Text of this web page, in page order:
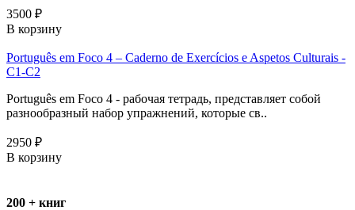
3500 ₽
В корзину
Português em Foco 4 – Caderno de Exercícios e Aspetos Culturais -
C1-C2
Português em Foco 4 - рабочая тетрадь, представляет собой
разнообразный набор упражнений, которые св..
2950 ₽
В корзину
200 + книг